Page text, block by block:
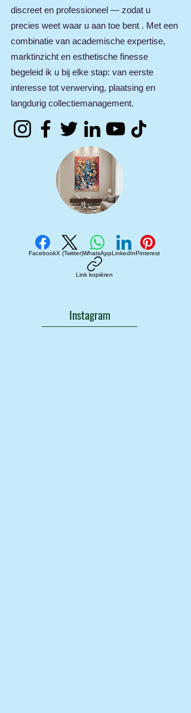
discreet en professioneel — zodat u
precies weet waar u aan toe bent . Met een
combinatie van academische expertise,
marktinzicht en esthetische finesse
begeleid ik u bij elke stap: van eerste
interesse tot verwerving, plaatsing en
langdurig collectiemanagement.
FacebookX (Twitter)WhatsAppLinkedInPinterest
Link kopiëren
Instagram